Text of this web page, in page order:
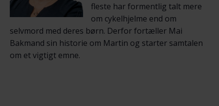
fleste har formentlig talt mere
om cykelhjelme end om
selvmord med deres børn. Derfor fortæller Mai
Bakmand sin historie om Martin og starter samtalen
om et vigtigt emne.